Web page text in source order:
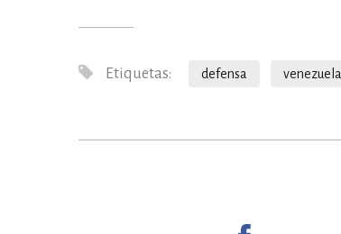
Etiquetas: defensa venezuela